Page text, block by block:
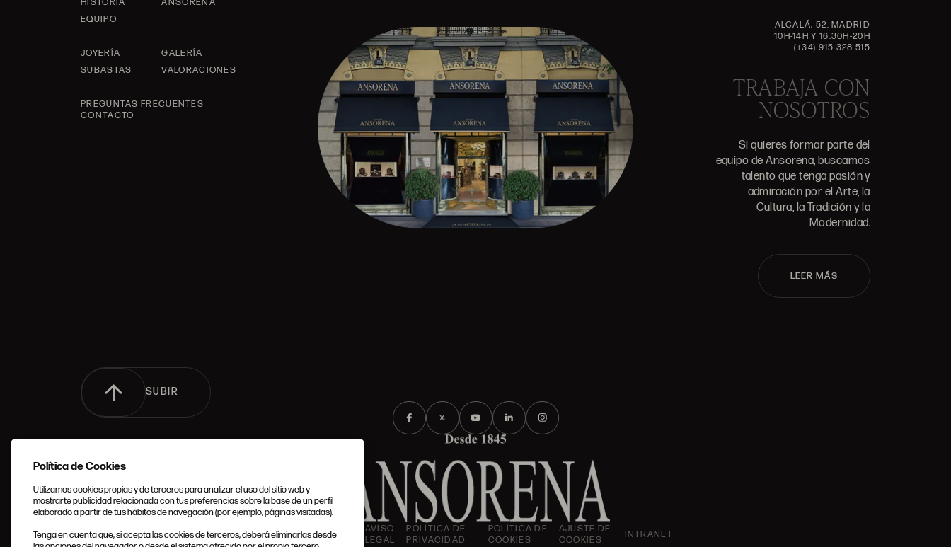
HISTORIA
ANSORENA
EQUIPO
JOYERÍA
GALERÍA
SUBASTAS
VALORACIONES
PREGUNTAS FRECUENTES
CONTACTO
ALCALÁ, 52. MADRID
10H-14H Y 16:30H-20H
(+34) 915 328 515
TRABAJA CON
NOSOTROS
Si quieres formar parte del
equipo de Ansorena, buscamos
talento que tenga pasión y
admiración por el Arte, la
Cultura, la Tradición y la
Modernidad.
LEER MÁS
SUBIR
GENERALES
AVISO
LEGAL
POLÍTICA DE
PRIVACIDAD
POLÍTICA DE
COOKIES
AJUSTE DE
COOKIES
INTRANET
Política de Cookies
Utilizamos cookies propias y de terceros para analizar el uso del sitio web y
mostrarte publicidad relacionada con tus preferencias sobre la base de un perfil
elaborado a partir de tus hábitos de navegación (por ejemplo, páginas visitadas).
Tenga en cuenta que, si acepta las cookies de terceros, deberá eliminarlas desde